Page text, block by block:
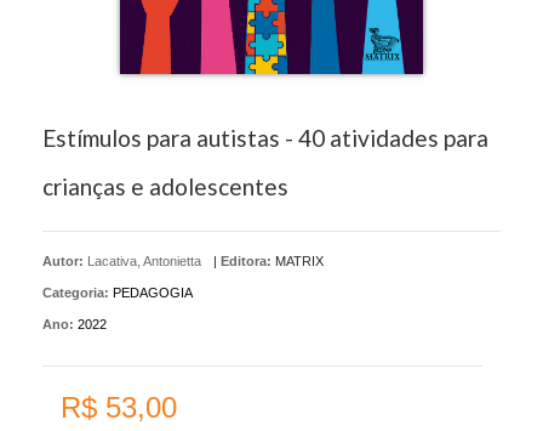
Estímulos para autistas - 40 atividades para
crianças e adolescentes
Autor: Lacativa, Antonietta | Editora: MATRIX
Categoria: PEDAGOGIA
Ano: 2022
R$ 53,00